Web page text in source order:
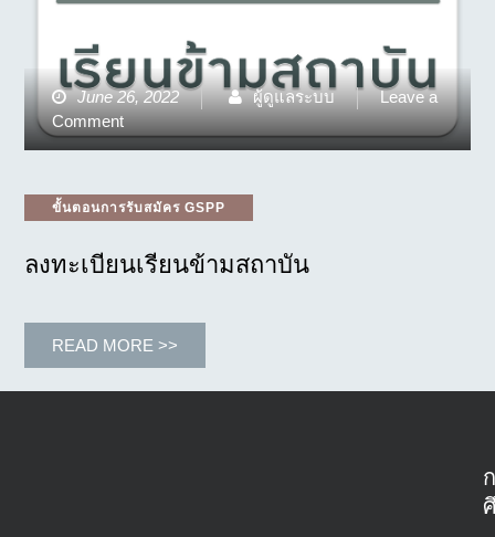
June 26, 2022 ผู้ดูแลระบบ
Leave a
Commenton
เรียน
ข้าม
Categories
ขั้นตอนการรับสมัคร GSPP
ลงทะเบียนเรียนข้ามสถาบัน
READ MORE >>